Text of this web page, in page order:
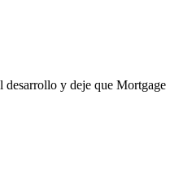
desarrollo y deje que Mortgage